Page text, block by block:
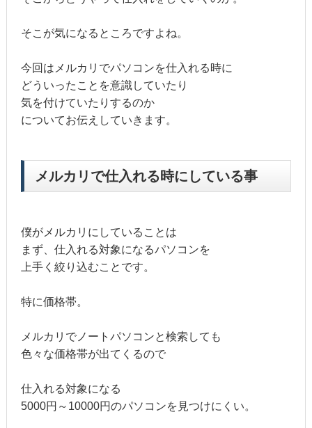
そこが気になるところですよね。
今回はメルカリでパソコンを仕入れる時に
どういったことを意識していたり
気を付けていたりするのか
についてお伝えしていきます。
メルカリで仕入れる時にしている事
僕がメルカリにしていることは
まず、仕入れる対象になるパソコンを
上手く絞り込むことです。
特に価格帯。
メルカリでノートパソコンと検索しても
色々な価格帯が出てくるので
仕入れる対象になる
5000円～10000円のパソコンを見つけにくい。